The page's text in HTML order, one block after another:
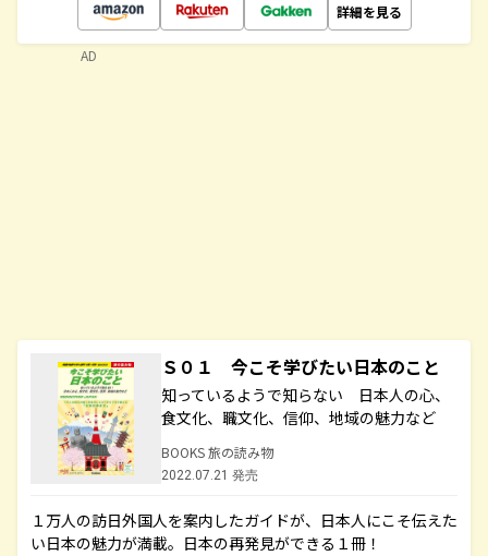
詳細を見る
Ｓ０１ 今こそ学びたい日本のこと
知っているようで知らない 日本人の心、
食文化、職文化、信仰、地域の魅力など
BOOKS 旅の読み物
2022.07.21 発売
１万人の訪日外国人を案内したガイドが、日本人にこそ伝えた
い日本の魅力が満載。日本の再発見ができる１冊！
AD